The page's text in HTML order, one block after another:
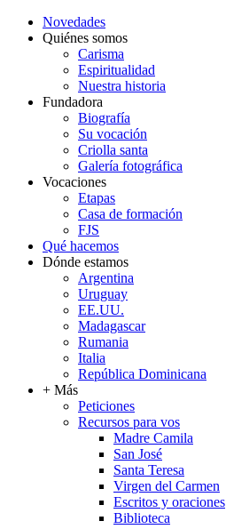
Novedades
Quiénes somos
Carisma
Espiritualidad
Nuestra historia
Fundadora
Biografía
Su vocación
Criolla santa
Galería fotográfica
Vocaciones
Etapas
Casa de formación
FJS
Qué hacemos
Dónde estamos
Argentina
Uruguay
EE.UU.
Madagascar
Rumania
Italia
República Dominicana
+ Más
Peticiones
Recursos para vos
Madre Camila
San José
Santa Teresa
Virgen del Carmen
Escritos y oraciones
Biblioteca